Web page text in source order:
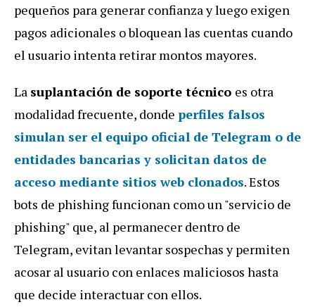
pequeños para generar confianza y luego exigen
pagos adicionales o bloquean las cuentas cuando
el usuario intenta retirar montos mayores.
La suplantación de soporte técnico es otra
modalidad frecuente, donde perfiles falsos
simulan ser el equipo oficial de Telegram o de
entidades bancarias y solicitan datos de
acceso mediante sitios web clonados. Estos
bots de phishing funcionan como un "servicio de
phishing" que, al permanecer dentro de
Telegram, evitan levantar sospechas y permiten
acosar al usuario con enlaces maliciosos hasta
que decide interactuar con ellos.